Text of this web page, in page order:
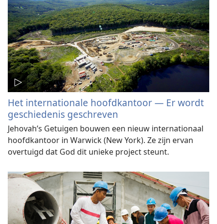
Het internationale hoofdkantoor — Er wordt
geschiedenis geschreven
Jehovah’s Getuigen bouwen een nieuw internationaal
hoofdkantoor in Warwick (New York). Ze zijn ervan
overtuigd dat God dit unieke project steunt.